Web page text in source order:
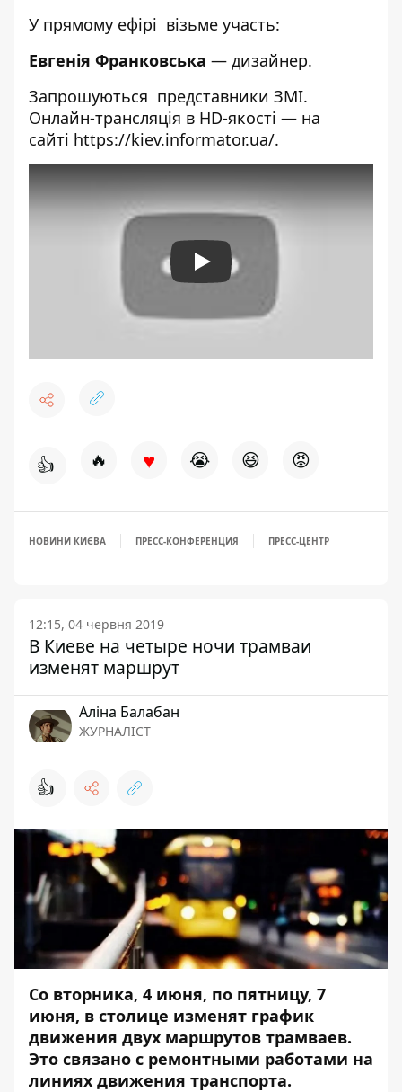
У прямому ефірі візьме участь:
Евгенія Франковська — дизайнер.
Запрошуються представники ЗМІ.
Онлайн-трансляція в HD-якості — на
сайті https://kiev.informator.ua/.
Play
👍 🔥 ♥ 😭 😆 😡
НОВИНИ КИЄВА ПРЕСС-КОНФЕРЕНЦИЯ ПРЕСС-ЦЕНТР
12:15, 04 червня 2019
В Киеве на четыре ночи трамваи
изменят маршрут
Аліна Балабан
ЖУРНАЛІСТ
👍
Со вторника, 4 июня, по пятницу, 7
июня, в столице изменят график
движения двух маршрутов трамваев.
Это связано с ремонтными работами на
линиях движения транспорта.